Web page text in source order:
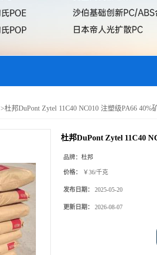
>杜邦DuPont Zytel 11C40 NC010 注塑级PA66 40%
杜邦DuPont Zytel 11C40
品牌： 杜邦
价格： ￥36/千克
发布日期： 2025-05-20
更新日期： 2026-08-07